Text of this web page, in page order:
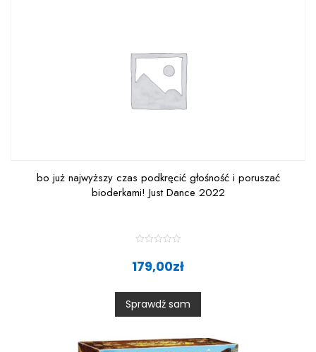
bo już najwyższy czas podkręcić głośność i poruszać
bioderkami! Just Dance 2022
0
o
u
t
5
179,00zł
Sprawdź sam